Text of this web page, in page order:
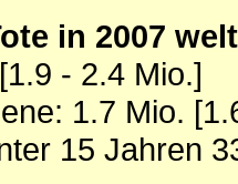
in 2007
- 2.4 Mio.]
1.7 Mio.
15 Jahren